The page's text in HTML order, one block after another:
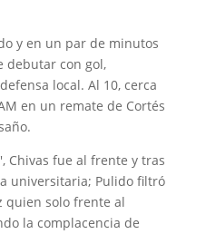
y en un par de minutos
debutar con gol,
local. Al 10, cerca
en un remate de Cortés
Chivas fue al frente y tras
universitaria; Pulido filtró
quien solo frente al
la complacencia de